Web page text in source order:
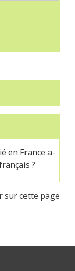
en France a-
?
sur cette page